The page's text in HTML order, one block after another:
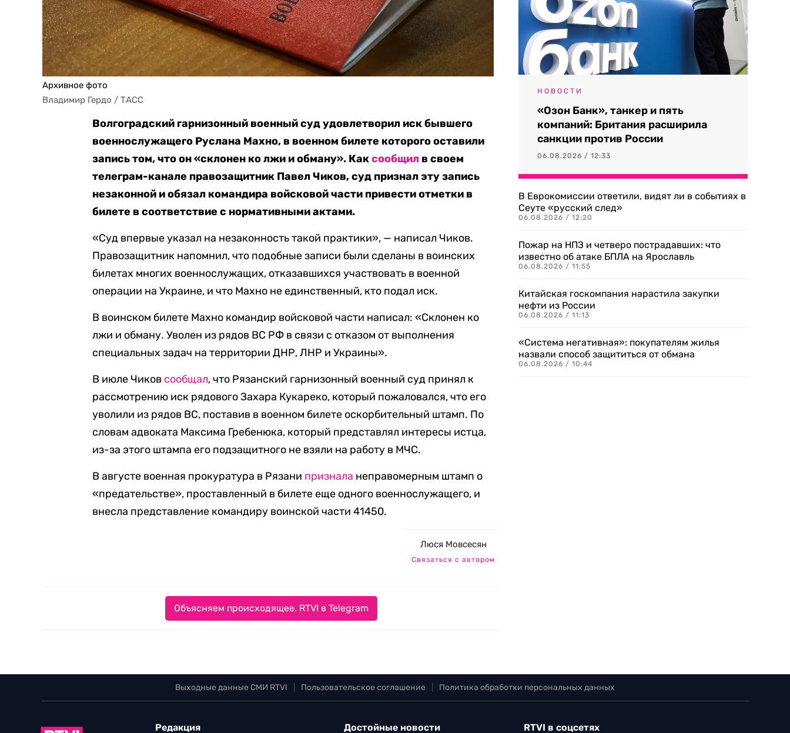
Архивное фото
Владимир Гердо / ТАСС
Волгоградский гарнизонный военный суд удовлетворил иск бывшего
военнослужащего Руслана Махно, в военном билете которого оставили
запись том, что он «склонен ко лжи и обману». Каксообщил в своем
телеграм-канале правозащитник Павел Чиков, суд признал эту запись
незаконной и обязал командира войсковой части привести отметки в
билете в соответствие с нормативными актами.
«Суд впервые указал на незаконность такой практики», — написал Чиков.
Правозащитник напомнил, что подобные записи были сделаны в воинских
билетах многих военнослужащих, отказавшихся участвовать в военной
операции на Украине, и что Махно не единственный, кто подал иск.
В воинском билете Махно командир войсковой части написал: «Склонен ко
лжи и обману. Уволен из рядов ВС РФ в связи с отказом от выполнения
специальных задач на территории ДНР, ЛНР и Украины».
В июле Чиков сообщал, что Рязанский гарнизонный военный суд принял к
рассмотрению иск рядового Захара Кукареко, который пожаловался, что его
уволили из рядов ВС, поставив в военном билете оскорбительный штамп. По
словам адвоката Максима Гребенюка, который представлял интересы истца,
из-за этого штампа его подзащитного не взяли на работу в МЧС.
В августе военная прокуратура в Рязани признала неправомерным штамп о
«предательстве», проставленный в билете еще одного военнослужащего, и
внесла представление командиру воинской части 41450.
Люся Мовсесян
Связаться с автором
Объясняем происходящее. RTVI в Telegram
НОВОСТИ
«Озон Банк», танкер и пять
компаний: Британия расширила
санкции против России
06.08.2026 / 12:33
В Еврокомиссии ответили, видят ли в событиях в
Сеуте «русский след»
06.08.2026 / 12:20
Пожар на НПЗ и четверо пострадавших: что
известно об атаке БПЛА на Ярославль
06.08.2026 / 11:55
Китайская госкомпания нарастила закупки
нефти из России
06.08.2026 / 11:13
«Система негативная»: покупателям жилья
назвали способ защититься от обмана
06.08.2026 / 10:44
Выходные данные СМИ RTVI Пользовательское соглашение Политика обработки персональных данных
Редакция Достойные новости RTVI в соцсетях